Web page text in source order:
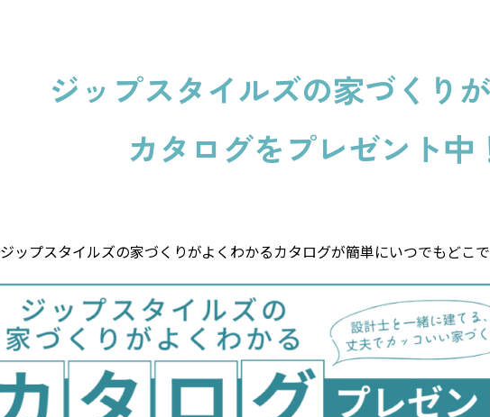
ジップスタイルズの家づくり
カタログをプレゼント中
ジップスタイルズの家づくりがよくわかるカタログが簡単にいつでもどこ